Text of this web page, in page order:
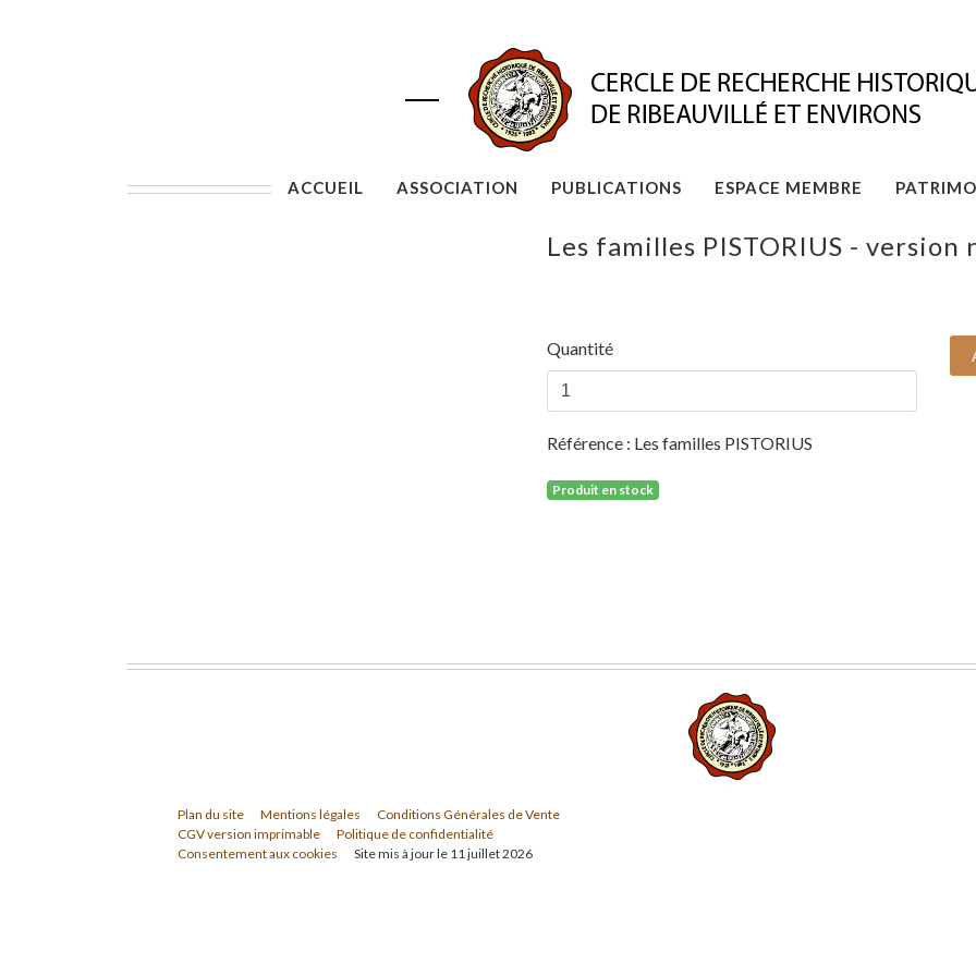
ACCUEIL ASSOCIATION PUBLICATIONS ESPACE MEMBRE
Les familles PISTORIUS - version
Quantité
Référence : Les familles PISTORIUS
Produit en stock
Plan du site Mentions légales
Conditions Générales de Vente
CGV version imprimable
Politique de confidentialité
Consentement aux cookies
Site mis à jour le 11 juillet 2026